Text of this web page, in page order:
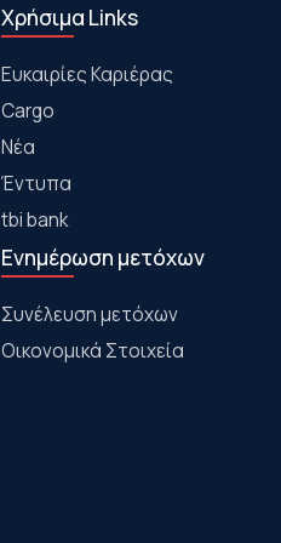
Χρήσιμα Links
Ευκαιρίες Καριέρας
Cargo
Νέα
Έντυπα
tbi bank
Ενημέρωση μετόχων
Συνέλευση μετόχων
Οικονομικά Στοιχεία